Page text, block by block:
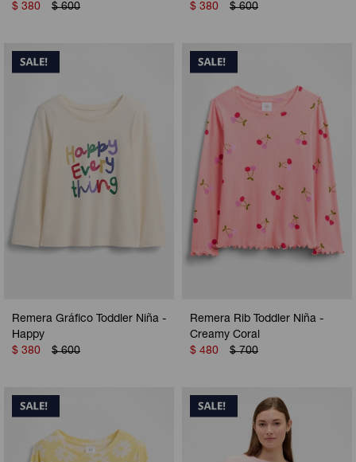
$ 380 $ 600
$ 380 $ 600
Remera Gráfico Toddler Niña -
Happy
$ 380 $ 600
Remera Rib Toddler Niña -
Creamy Coral
$ 480 $ 700